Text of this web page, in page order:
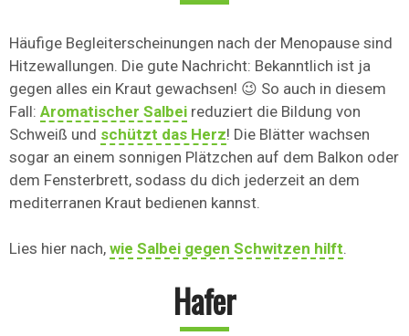
Häufige Begleiterscheinungen nach der Menopause sind
Hitzewallungen. Die gute Nachricht: Bekanntlich ist ja
gegen alles ein Kraut gewachsen! 😉 So auch in diesem
Fall: Aromatischer Salbei reduziert die Bildung von
Schweiß und schützt das Herz! Die Blätter wachsen
sogar an einem sonnigen Plätzchen auf dem Balkon oder
dem Fensterbrett, sodass du dich jederzeit an dem
mediterranen Kraut bedienen kannst.
Lies hier nach, wie Salbei gegen Schwitzen hilft.
Hafer